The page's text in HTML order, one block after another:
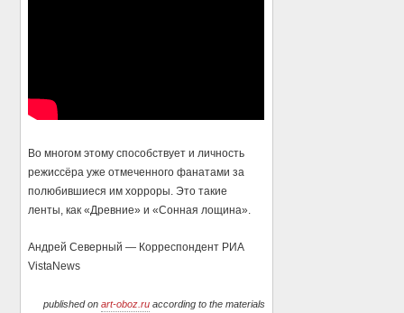
Во многом этому способствует и личность
режиссёра уже отмеченного фанатами за
полюбившиеся им хорроры. Это такие
ленты, как «Древние» и «Сонная лощина».
Андрей Северный — Корреспондент РИА
VistaNews
published on art-oboz.ruaccording to the materials